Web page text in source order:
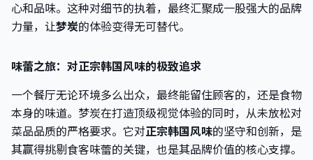
心和品味。这种对细节的执着，最终汇聚成一股强大的品牌
力量，让梦炭的体验变得无可替代。
味蕾之旅：对正宗韩国风味的极致追求
一个餐厅无论环境多么出众，最终能留住顾客的，还是食物
本身的味道。梦炭在打造顶级视觉体验的同时，从未放松对
菜品品质的严格要求。它对正宗韩国风味的坚守和创新，是
其赢得挑剔食客味蕾的关键，也是其品牌价值的核心支撑。